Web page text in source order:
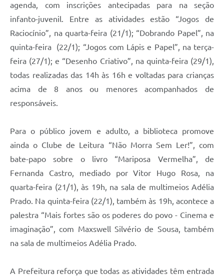
agenda, com inscrições antecipadas para na seção
infanto-juvenil. Entre as atividades estão “Jogos de
Raciocínio”, na quarta-feira (21/1); “Dobrando Papel”, na
quinta-feira (22/1); “Jogos com Lápis e Papel”, na terça-
feira (27/1); e “Desenho Criativo”, na quinta-feira (29/1),
todas realizadas das 14h às 16h e voltadas para crianças
acima de 8 anos ou menores acompanhados de
responsáveis.
Para o público jovem e adulto, a biblioteca promove
ainda o Clube de Leitura “Não Morra Sem Ler!”, com
bate-papo sobre o livro “Mariposa Vermelha”, de
Fernanda Castro, mediado por Vitor Hugo Rosa, na
quarta-feira (21/1), às 19h, na sala de multimeios Adélia
Prado. Na quinta-feira (22/1), também às 19h, acontece a
palestra “Mais fortes são os poderes do povo - Cinema e
imaginação”, com Maxswell Silvério de Sousa, também
na sala de multimeios Adélia Prado.
A Prefeitura reforça que todas as atividades têm entrada